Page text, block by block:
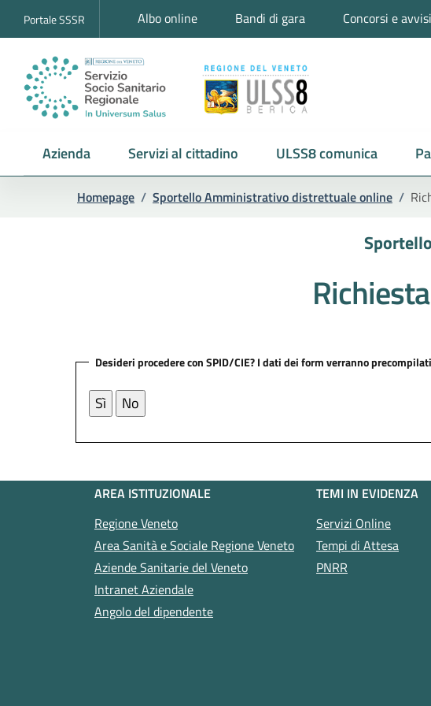
Portale SSSR Albo online Bandi di gara Concorsi e avvisi
Azienda Servizi al cittadino ULSS8 comunica
Homepage / Sportello Amministrativo distrettuale online /
Desideri procedere con SPID/CIE? I dati dei form verranno
AREA ISTITUZIONALE
Regione Veneto
Area Sanità e Sociale Regione Veneto
Aziende Sanitarie del Veneto
Intranet Aziendale
Angolo del dipendente
TEMI IN EVIDENZA
Servizi Online
Tempi di Attesa
PNRR